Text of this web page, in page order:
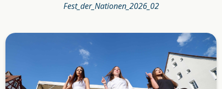
Fest_der_Nationen_2026_02